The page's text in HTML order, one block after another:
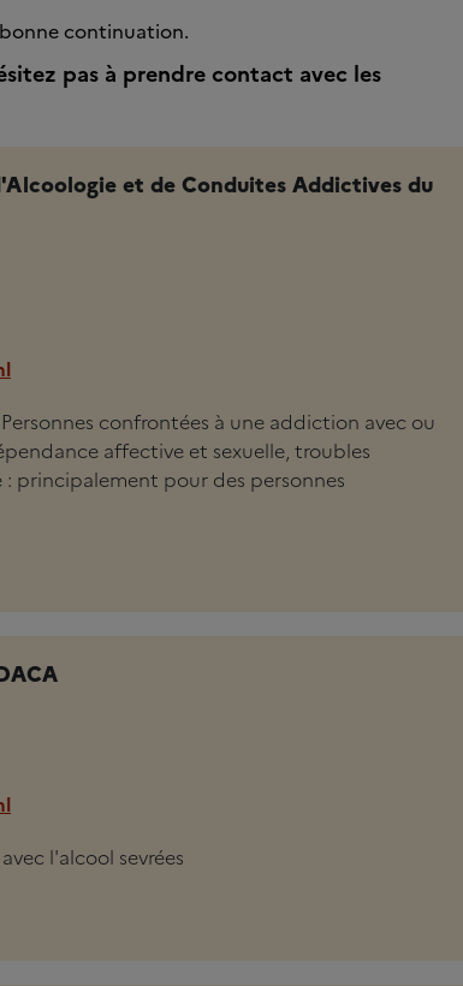
continuation.
pas à prendre contact avec les
et de Conduites Addictives du
confrontées à une addiction avec ou
affective et sexuelle, troubles
: principalement pour des personnes
l'alcool sevrées